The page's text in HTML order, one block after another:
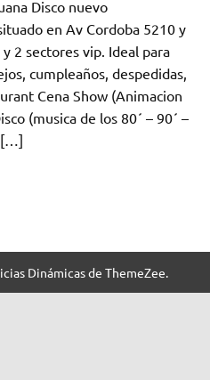
Disco nuevo
en Av Cordoba 5210 y
2 sectores vip. Ideal para
cumpleaños, despedidas,
Cena Show (Animacion
(musica de los 80´ – 90´ –
[…]
Dinámicas de ThemeZee.